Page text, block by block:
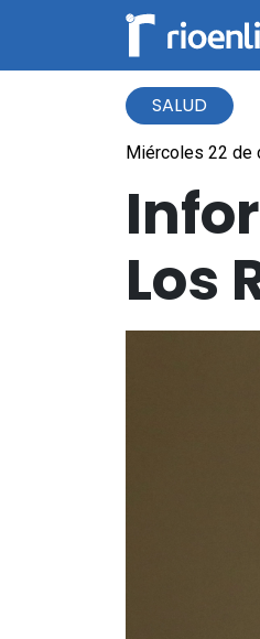
SALUD
Miércoles 22 de
Los